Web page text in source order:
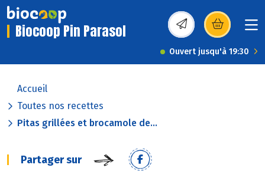
Biocoop Pin Parasol (s’ouvre dans une
Ouvert jusqu'à 19:30
Accueil
Toutes nos recettes
Pitas grillées et brocamole de...
Partager sur